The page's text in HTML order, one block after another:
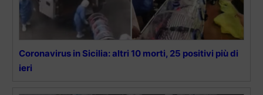
Coronavirus in Sicilia: altri 10 morti, 25 positivi più di
ieri